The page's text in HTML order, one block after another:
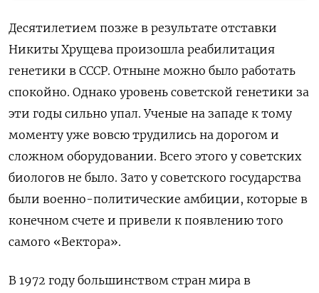
Десятилетием позже в результате отставки
Никиты Хрущева произошла реабилитация
генетики в СССР. Отныне можно было работать
спокойно. Однако уровень советской генетики за
эти годы сильно упал. Ученые на западе к тому
моменту уже вовсю трудились на дорогом и
сложном оборудовании. Всего этого у советских
биологов не было. Зато у советского государства
были военно-политические амбиции, которые в
конечном счете и привели к появлению того
самого «Вектора».
В 1972 году большинством стран мира в